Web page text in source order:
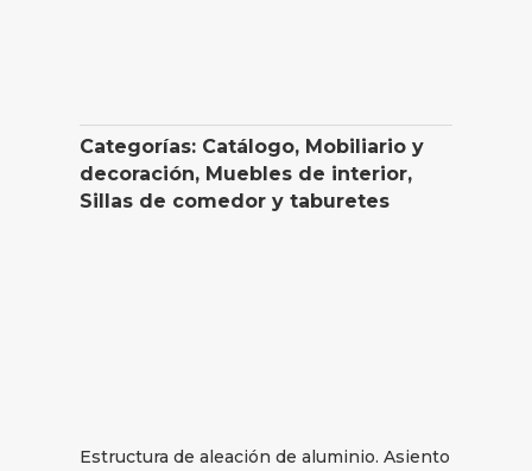
Categorías: Catálogo, Mobiliario y
decoración, Muebles de interior,
Sillas de comedor y taburetes
Estructura de aleación de aluminio. Asiento